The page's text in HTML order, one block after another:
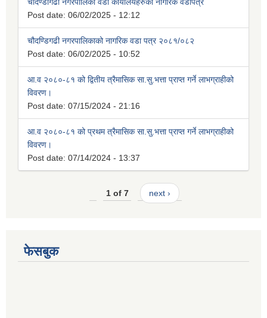
Post date: 06/02/2025 - 12:12
चौदण्डिगढी नगरपालिकाको नागरिक वडा पत्र २०८१/०८२
Post date: 06/02/2025 - 10:52
आ.व २०८०-८१ को द्वितीय त्रैमासिक सा.सु.भत्ता प्राप्त गर्ने लाभग्राहीको
विवरण।
Post date: 07/15/2024 - 21:16
आ.व २०८०-८१ को प्रथम त्रैमासिक सा.सु.भत्ता प्राप्त गर्ने लाभग्राहीको
विवरण।
Post date: 07/14/2024 - 13:37
1 of 7 next ›
फेसबुक